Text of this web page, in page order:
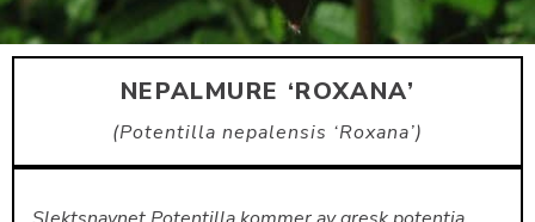
KONTAKT
NEPALMURE ‘ROXANA’
Potentilla nepalensis ‘Roxana’